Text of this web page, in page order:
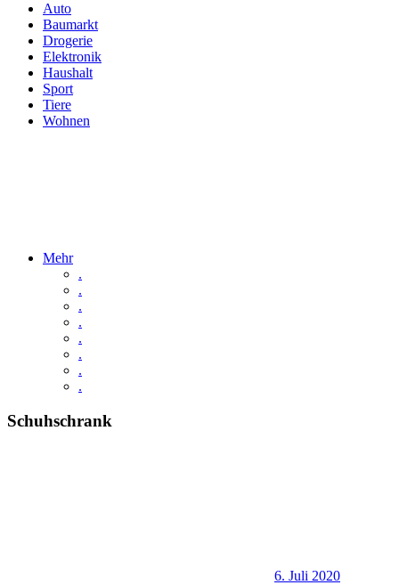
Auto
Baumarkt
Drogerie
Elektronik
Haushalt
Sport
Tiere
Wohnen
Mehr
.
.
.
.
.
.
.
.
Schuhschrank
6. Juli 2020